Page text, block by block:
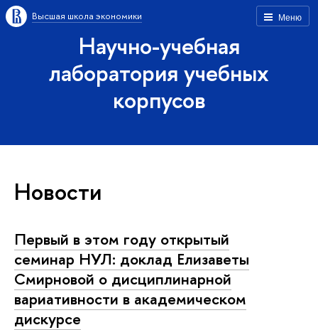
Меню
Высшая школа экономики
Научно-учебная
лаборатория учебных
корпусов
Новости
Первый в этом году открытый
семинар НУЛ: доклад Елизаветы
Смирновой о дисциплинарной
вариативности в академическом
дискурсе